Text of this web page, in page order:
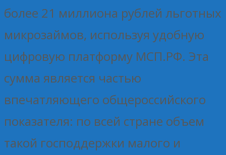
более 21 миллиона рублей льготных
микрозаймов, используя удобную
цифровую платформу МСП.РФ. Эта
сумма является частью
впечатляющего общероссийского
показателя: по всей стране объем
такой господдержки малого и